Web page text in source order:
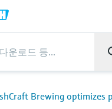
pressure
loggers
학 분석
서비스
전 서비스
스
레이닝
스
개
소개
Brewing optimizes